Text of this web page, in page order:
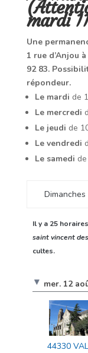
mardi
Une
1 rue d’Anjou
92 83.
répondeur.
Le mardi de
Le mercredi
Le jeudi de
Le vendredi
Le samedi
Il y a 25
saint vincent
cultes.
mer. 12
44330